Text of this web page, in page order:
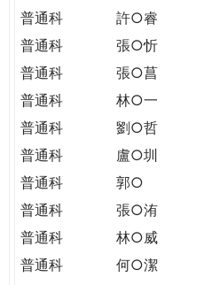
普通科
許○睿
普通科
張○忻
普通科
張○菖
普通科
林○一
普通科
劉○哲
普通科
盧○圳
普通科
郭○
普通科
張○洧
普通科
林○威
普通科
何○潔